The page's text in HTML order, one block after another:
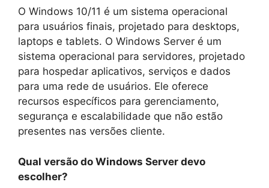
O Windows 10/11 é um sistema operacional
para usuários finais, projetado para desktops,
laptops e tablets. O Windows Server é um
sistema operacional para servidores, projetado
para hospedar aplicativos, serviços e dados
para uma rede de usuários. Ele oferece
recursos específicos para gerenciamento,
segurança e escalabilidade que não estão
presentes nas versões cliente.
Qual versão do Windows Server devo
escolher?